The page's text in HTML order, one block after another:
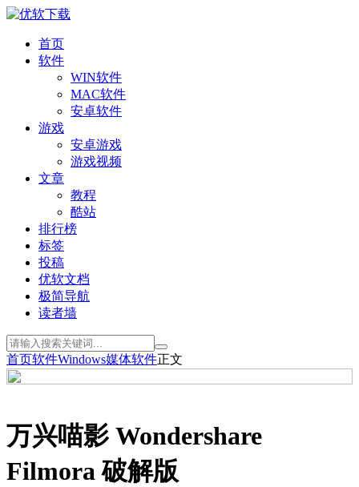
首页
软件
WIN软件
MAC软件
安卓软件
游戏
安卓游戏
游戏视频
文章
教程
酷站
排行榜
标签
投稿
优软文档
极简导航
读者墙
首页软件Windows媒体软件正文
万兴喵影 Wondershare
Filmora 破解版